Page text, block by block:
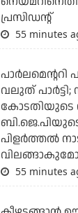
പ്രസിഡന്റ്
55 minutes
പാര്‍ലമെന്ററി
വലുത് പാര്‍ട്ടി;
കോടതിയുടെ
ബി.ജെ.പിയുടെ
പിളര്‍ത്തല്‍
55 minutes